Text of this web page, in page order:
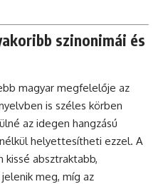
szinonimái és
magyar megfelelője az
is széles körben
az idegen hangzású
helyettesítheti ezzel. A
kissé absztraktabb,
meg, míg az